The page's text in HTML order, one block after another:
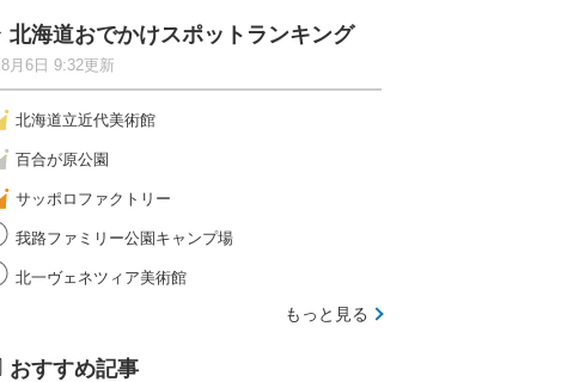
北海道おでかけスポットランキング
8月6日 9:32更新
北海道立近代美術館
百合が原公園
サッポロファクトリー
我路ファミリー公園キャンプ場
北一ヴェネツィア美術館
もっと見る
おすすめ記事